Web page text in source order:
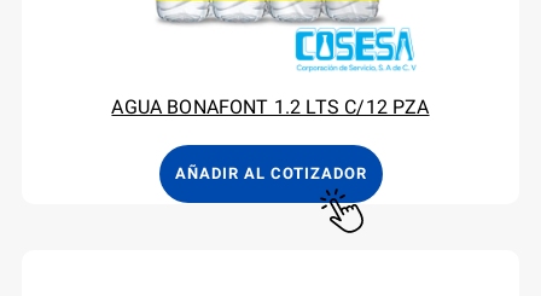
AGUA BONAFONT 1.2 LTS C/12 PZA
AÑADIR AL COTIZADOR